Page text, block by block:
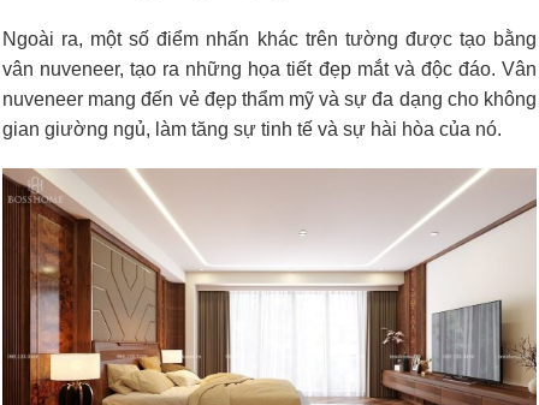
Ngoài ra, một số điểm nhấn khác trên tường được tạo bằng
vân nuveneer, tạo ra những họa tiết đẹp mắt và độc đáo. Vân
nuveneer mang đến vẻ đẹp thẩm mỹ và sự đa dạng cho không
gian giường ngủ, làm tăng sự tinh tế và sự hài hòa của nó.